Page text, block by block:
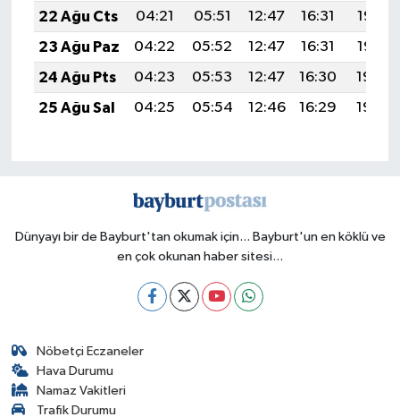
22 Ağu Cts
04:21 05:51 12:47 16:31
19:33
23 Ağu Paz
04:22 05:52 12:47 16:31
19:32
24 Ağu Pts
04:23 05:53 12:47 16:30
19:30
25 Ağu Sal
04:25 05:54 12:46 16:29 19:29
Dünyayı bir de Bayburt'tan okumak için... Bayburt'un en köklü ve
en çok okunan haber sitesi...
Nöbetçi Eczaneler
Hava Durumu
Namaz Vakitleri
Trafik Durumu